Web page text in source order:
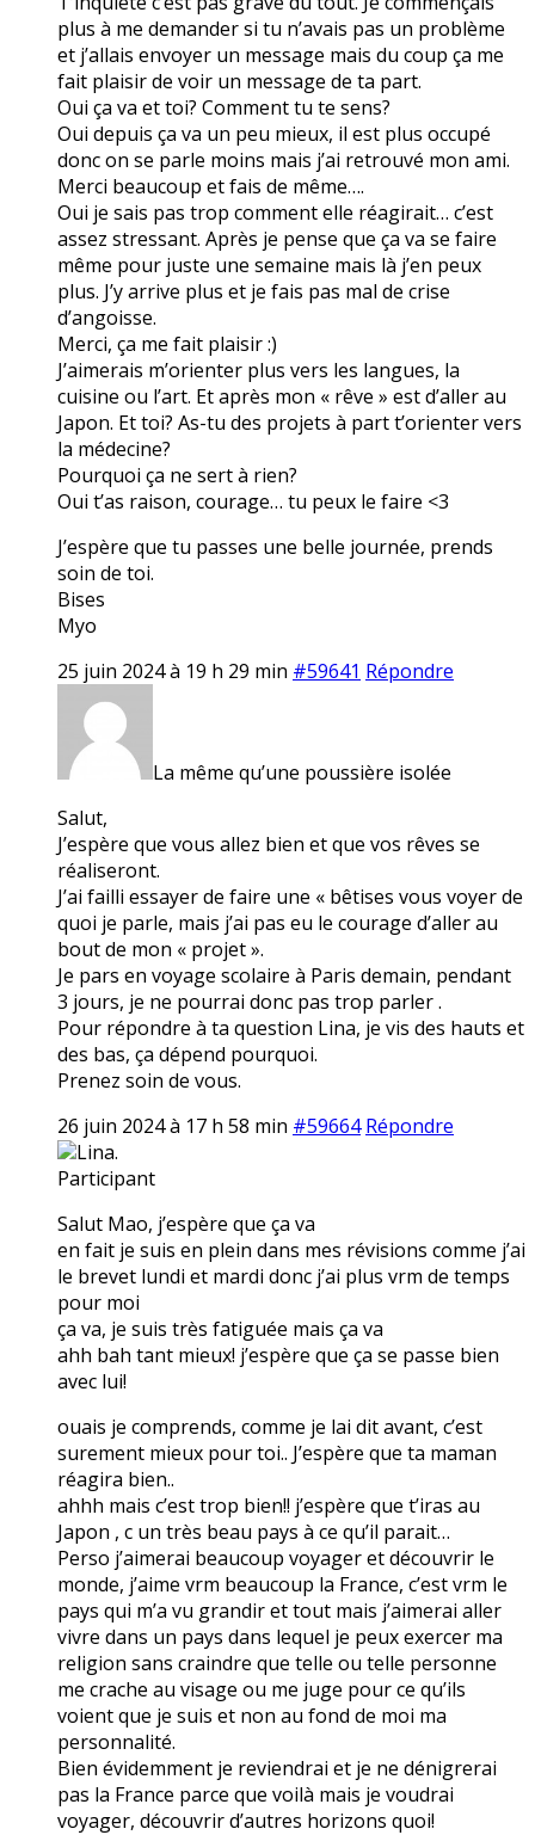
plus à me demander si tu n’avais pas un problème
et j’allais envoyer un message mais du coup ça me
fait plaisir de voir un message de ta part.
Oui ça va et toi? Comment tu te sens?
Oui depuis ça va un peu mieux, il est plus occupé
donc on se parle moins mais j’ai retrouvé mon ami.
Merci beaucoup et fais de même….
Oui je sais pas trop comment elle réagirait… c’est
assez stressant. Après je pense que ça va se faire
même pour juste une semaine mais là j’en peux
plus. J’y arrive plus et je fais pas mal de crise
d’angoisse.
Merci, ça me fait plaisir :)
J’aimerais m’orienter plus vers les langues, la
cuisine ou l’art. Et après mon « rêve » est d’aller au
Japon. Et toi? As-tu des projets à part t’orienter vers
la médecine?
Pourquoi ça ne sert à rien?
Oui t’as raison, courage… tu peux le faire <3
J’espère que tu passes une belle journée, prends
soin de toi.
Bises
Myo
25 juin 2024 à 19 h 29 min #59641 Répondre
La même qu’une poussière isolée
Salut,
J’espère que vous allez bien et que vos rêves se
réaliseront.
J’ai failli essayer de faire une « bêtises vous voyer de
quoi je parle, mais j’ai pas eu le courage d’aller au
bout de mon « projet ».
Je pars en voyage scolaire à Paris demain, pendant
3 jours, je ne pourrai donc pas trop parler .
Pour répondre à ta question Lina, je vis des hauts et
des bas, ça dépend pourquoi.
Prenez soin de vous.
26 juin 2024 à 17 h 58 min #59664 Répondre
Lina.
Participant
Salut Mao, j’espère que ça va
en fait je suis en plein dans mes révisions comme j’ai
le brevet lundi et mardi donc j’ai plus vrm de temps
pour moi
ça va, je suis très fatiguée mais ça va
ahh bah tant mieux! j’espère que ça se passe bien
avec lui!
ouais je comprends, comme je lai dit avant, c’est
surement mieux pour toi.. J’espère que ta maman
réagira bien..
ahhh mais c’est trop bien!! j’espère que t’iras au
Japon , c un très beau pays à ce qu’il parait…
Perso j’aimerai beaucoup voyager et découvrir le
monde, j’aime vrm beaucoup la France, c’est vrm le
pays qui m’a vu grandir et tout mais j’aimerai aller
vivre dans un pays dans lequel je peux exercer ma
religion sans craindre que telle ou telle personne
me crache au visage ou me juge pour ce qu’ils
voient que je suis et non au fond de moi ma
personnalité.
Bien évidemment je reviendrai et je ne dénigrerai
pas la France parce que voilà mais je voudrai
voyager, découvrir d’autres horizons quoi!